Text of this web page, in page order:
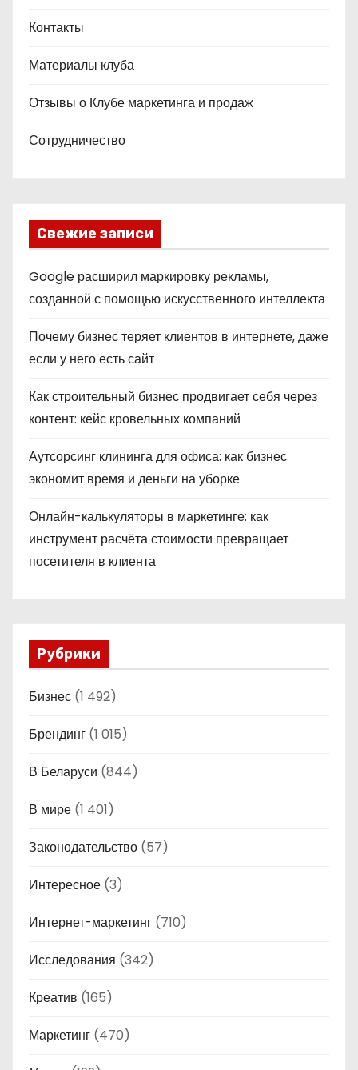
Контакты
Материалы клуба
Отзывы о Клубе маркетинга и продаж
Сотрудничество
Свежие записи
Google расширил маркировку рекламы,
созданной с помощью искусственного интеллекта
Почему бизнес теряет клиентов в интернете, даже
если у него есть сайт
Как строительный бизнес продвигает себя через
контент: кейс кровельных компаний
Аутсорсинг клининга для офиса: как бизнес
экономит время и деньги на уборке
Онлайн-калькуляторы в маркетинге: как
инструмент расчёта стоимости превращает
посетителя в клиента
Рубрики
Бизнес (1 492)
Брендинг (1 015)
В Беларуси (844)
В мире (1 401)
Законодательство (57)
Интересное (3)
Интернет-маркетинг (710)
Исследования (342)
Креатив (165)
Маркетинг (470)